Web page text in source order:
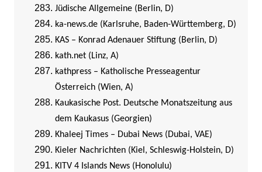
Jüdische Allgemeine (Berlin, D)
ka-news.de (Karlsruhe, Baden-Württemberg, D)
KAS – Konrad Adenauer Stiftung (Berlin, D)
kath.net (Linz, A)
kathpress – Katholische Presseagentur
Österreich (Wien, A)
Kaukasische Post. Deutsche Monatszeitung aus
dem Kaukasus (Georgien)
Khaleej Times – Dubai News (Dubai, VAE)
Kieler Nachrichten (Kiel, Schleswig-Holstein, D)
KITV 4 Islands News (Honolulu)